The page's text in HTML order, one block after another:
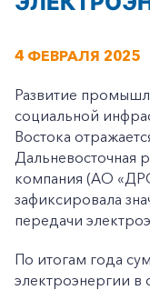
4 ФЕВРАЛЯ 2025
Развитие
социальной
Востока
Дальневосточная
компания (АО
зафиксировала
передачи
По итогам года
электроэнергии в